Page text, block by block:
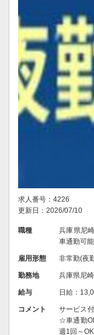
求人番号：4226
更新日：2026/07/10
職種
兵庫県尼
車通勤可能
雇用形態 非常勤(夜
勤務地 兵庫県尼
給与 日給：
コメント
サービス
☆車通勤
週1回～OK